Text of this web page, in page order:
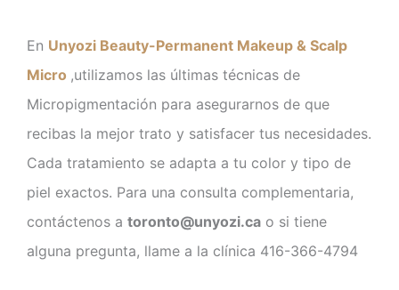
En Unyozi Beauty-Permanent Makeup & Scalp
Micro ,utilizamos las últimas técnicas de
Micropigmentación para asegurarnos de que
recibas la mejor trato y satisfacer tus necesidades.
Cada tratamiento se adapta a tu color y tipo de
piel exactos. Para una consulta complementaria,
contáctenos a toronto@unyozi.ca o si tiene
alguna pregunta, llame a la clínica 416-366-4794